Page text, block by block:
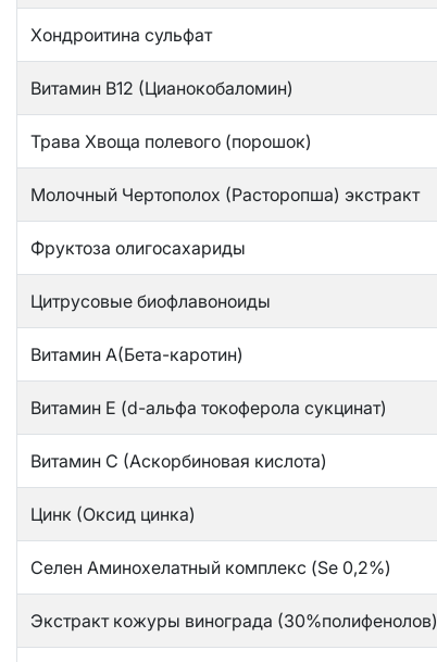
Хондроитина сульфат
Витамин В12 (Цианокобаломин)
Трава Хвоща полевого (порошок)
Молочный Чертополох (Расторопша) экстракт
Фруктоза олигосахариды
Цитрусовые биофлавоноиды
Витамин А(Бета-каротин)
Витамин Е (d-альфа токоферола сукцинат)
Витамин С (Аскорбиновая кислота)
Цинк (Оксид цинка)
Селен Аминохелатный комплекс (Se 0,2%)
Экстракт кожуры винограда (30%полифенолов)